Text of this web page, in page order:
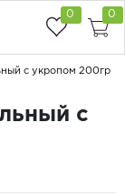
0 0
с укропом 200гр
с